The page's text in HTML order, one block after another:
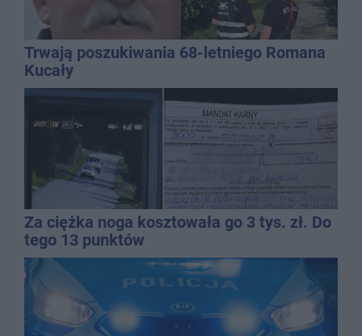
Trwają poszukiwania 68-letniego Romana
Kucały
Za ciężka noga kosztowała go 3 tys. zł. Do
tego 13 punktów